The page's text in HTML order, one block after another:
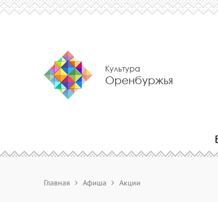
Культура
Оренбуржья
Главная Афиша Акции